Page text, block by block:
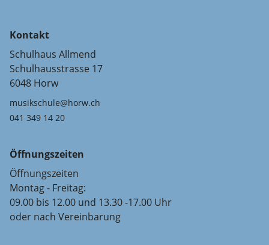
Kontakt
Schulhaus Allmend
Schulhausstrasse 17
6048 Horw
musikschule@horw.ch
041 349 14 20
Öffnungszeiten
Öffnungszeiten
Montag - Freitag:
09.00 bis 12.00 und 13.30 -17.00 Uhr
oder nach Vereinbarung